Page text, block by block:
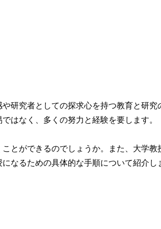
研究者としての探求心を持つ教育と研
はなく、多くの努力と経験を要します。
とができるのでしょうか。また、大学
なるための具体的な手順について紹介し